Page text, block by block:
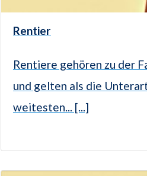
Rentier
Rentiere gehören zu der
und gelten als die
weitesten... [...]